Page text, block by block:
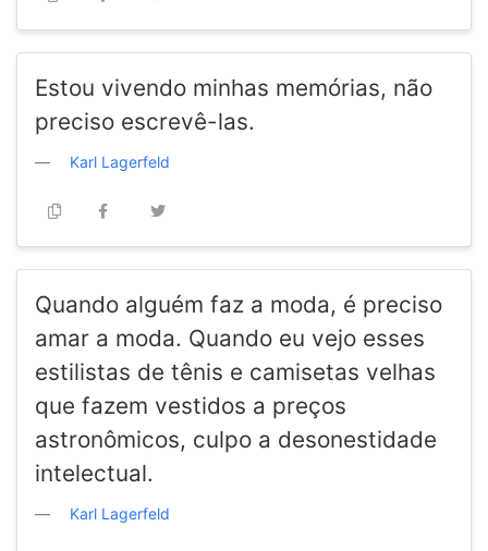
Estou vivendo minhas memórias, não
preciso escrevê-las.
Karl Lagerfeld
Quando alguém faz a moda, é preciso
amar a moda. Quando eu vejo esses
estilistas de tênis e camisetas velhas
que fazem vestidos a preços
astronômicos, culpo a desonestidade
intelectual.
Karl Lagerfeld